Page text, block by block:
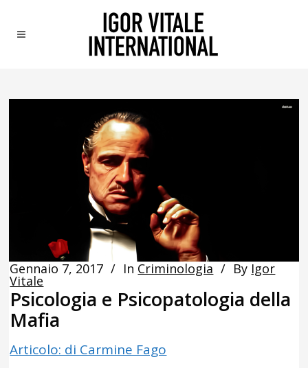
Gennaio 7, 2017 In Criminologia By Igor
Vitale
Psicologia e Psicopatologia della
Mafia
Articolo: di Carmine Fago